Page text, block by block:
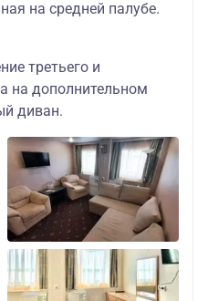
на средней палубе.
третьего и
на дополнительном
диван.